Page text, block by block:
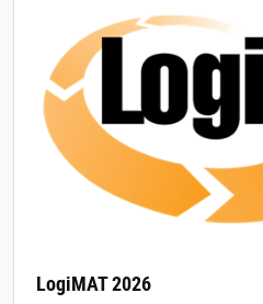
LogiMAT 2026